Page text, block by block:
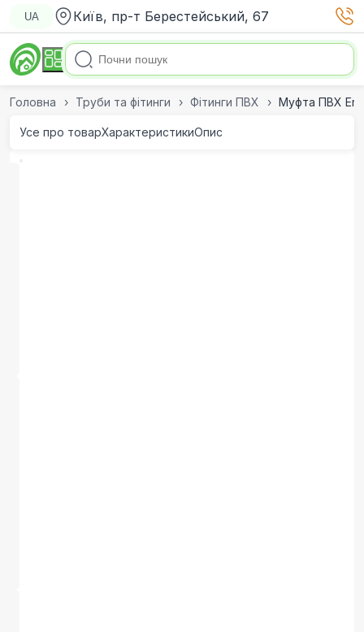
UA Київ, пр-т Берестейський, 67
Головна Труби та фітинги Фітинги ПВХ Муфта ПВХ Era
Усе про товарХарактеристикиОпис